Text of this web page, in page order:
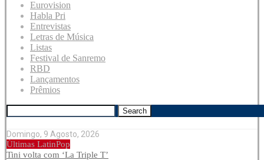
Eurovision
Habla Pri
Entrevistas
Letras de Música
Listas
Festival de Sanremo
RBD
Lançamentos
Prêmios
Search
Domingo, 9 Agosto, 2026
Últimas LatinPop
Tini volta com ‘La Triple T’